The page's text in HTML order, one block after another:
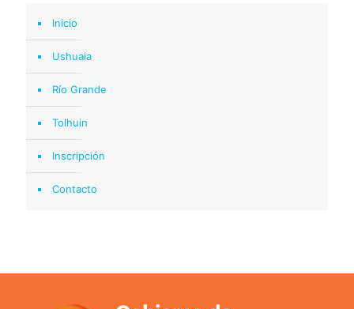
Inicio
Ushuaia
Río Grande
Tolhuin
Inscripción
Contacto